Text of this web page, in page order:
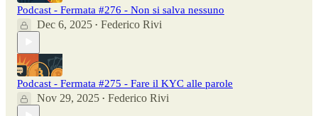
Podcast - Fermata #276 - Non si salva nessuno
Dec 6, 2025 • Federico Rivi
Podcast - Fermata #275 - Fare il KYC alle parole
Nov 29, 2025 • Federico Rivi